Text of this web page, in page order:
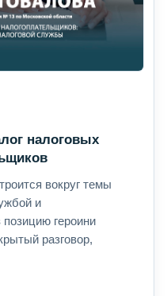
налоговых
вокруг темы
и
героини
разговор,